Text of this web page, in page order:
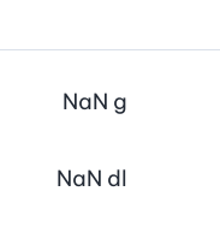
NaN g
NaN dl